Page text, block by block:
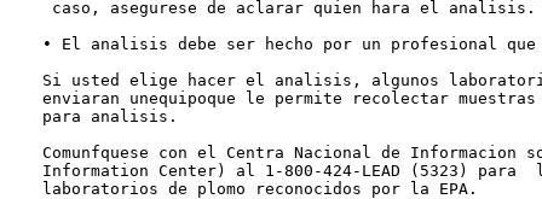
    caso, asegurese de aclarar quien hara el analisis.
• El analisis debe ser hecho por un profesional
Si usted elige hacer el analisis, algunos
enviaran unequipoque le permite recolectar
   para analisis.
Comunfquese con el Centra Nacional de Informacion
Information Center) al 1-800-424-LEAD (5323) para
   laboratorios de plomo reconocidos por la EPA.